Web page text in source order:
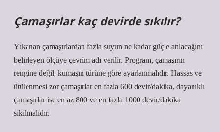
Çamaşırlar kaç devirde sıkılır?
Yıkanan çamaşırlardan fazla suyun ne kadar güçle atılacağını
belirleyen ölçüye çevrim adı verilir. Program, çamaşırın
rengine değil, kumaşın türüne göre ayarlanmalıdır. Hassas ve
ütülenmesi zor çamaşırlar en fazla 600 devir/dakika, dayanıklı
çamaşırlar ise en az 800 ve en fazla 1000 devir/dakika
sıkılmalıdır.